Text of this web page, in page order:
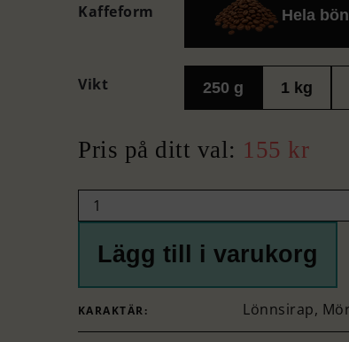
Kaffeform Hela
Vikt 250 g 1 kg
155 kr
Lägg till i varukorg
KARAKTÄR: Lönnsirap,